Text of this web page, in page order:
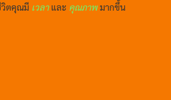
วิตคุณมี เวลา และ คุณภาพ มากขึ้น